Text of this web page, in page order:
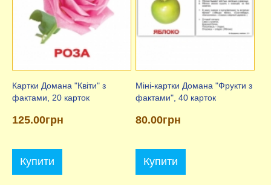
Картки Домана "Квіти" з
фактами, 20 карток
125.00грн
Купити
Міні-картки Домана "Фрукти з
фактами", 40 карток
80.00грн
Купити